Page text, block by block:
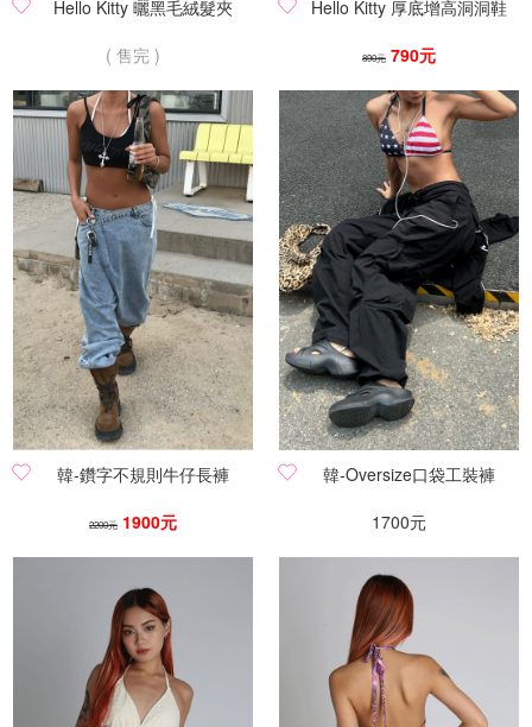
Hello Kitty 曬黑毛絨髮夾
( 售完 )
Hello Kitty 厚底增高洞洞鞋
890元 790元
韓-鑽字不規則牛仔長褲
2200元 1900元
韓-Oversize口袋工裝褲
1700元